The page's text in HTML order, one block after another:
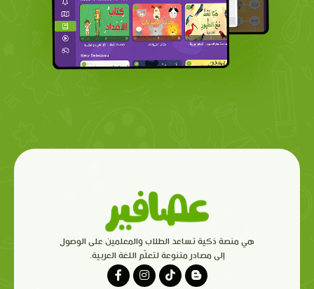
هي منصة ذكية تساعد الطلاب والمعلمين على الوصول
إلى مصادر متنوعة لتعلّم اللغة العربية.